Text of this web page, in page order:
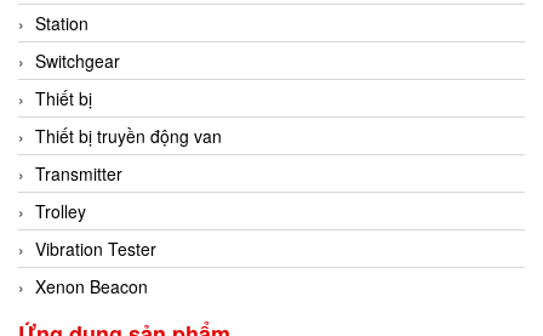
Station
Switchgear
Thiết bị
Thiết bị truyền động van
Transmitter
Trolley
Vibration Tester
Xenon Beacon